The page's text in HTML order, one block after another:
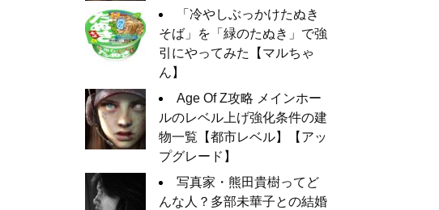
「冷やしぶっかけたぬき
そば」を「緑のたぬき」で強
引にやってみた【マルちゃ
ん】
Age Of Z攻略 メインホー
ルのレベル上げ強化条件の建
物一覧【都市レベル】【アッ
プグレード】
写真家・熊田貴樹ってど
んな人？多部未華子との結婚